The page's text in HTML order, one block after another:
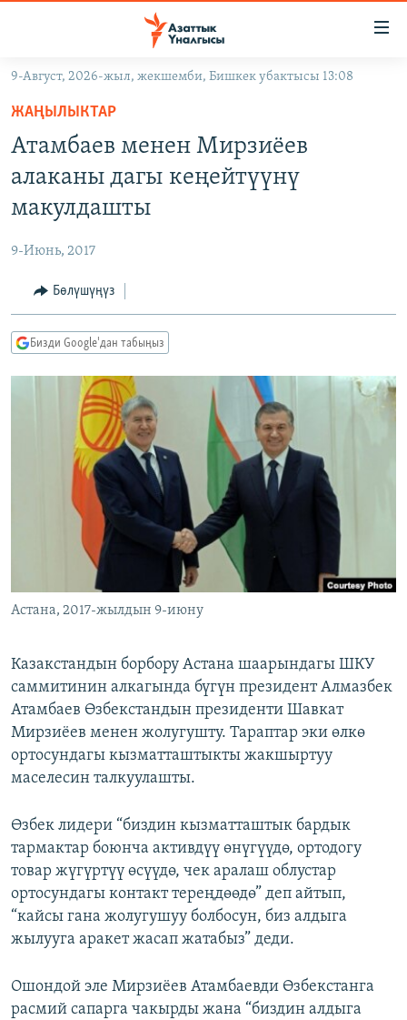
Навигацияга
өтүңүз
Издөөгө
салыңыз
КЫРГЫЗСТАН
МАДАНИЯТ
ТВ ПРОГРАММАЛАР
БҮГҮН АЗАТТЫКТА
ДАНИСТЕ
ЭЖЕ-СИҢДИЛЕР
АЗАТТЫК+
ЫҢГАЙСЫЗ СУРООЛОР
ПОДКАСТ
Русский
ОНЛАЙН ШЕРИНЕ
ЭЕ/АРнун бардык сайттары
9-Август, 2026-жыл, жекшемби, Бишкек убактысы 13:08
ЖАҢЫЛЫКТАР
Атамбаев менен Мирзиёев
алаканы дагы кеңейтүүнү
макулдашты
9-Июнь, 2017
Бөлүшүңүз
Бизди Google'дан табыңыз
Астана, 2017-жылдын 9-июну
Казакстандын борбору Астана шаарындагы ШКУ
саммитинин алкагында бүгүн президент Алмазбек
Атамбаев Өзбекстандын президенти Шавкат
Мирзиёев менен жолугушту. Тараптар эки өлкө
ортосундагы кызматташтыкты жакшыртуу
маселесин талкуулашты.
Өзбек лидери “биздин кызматташтык бардык
тармактар боюнча активдүү өнүгүүдө, ортодогу
товар жүгүртүү өсүүдө, чек аралаш облустар
ортосундагы контакт тереңдөөдө” деп айтып,
“кайсы гана жолугушуу болбосун, биз алдыга
жылууга аракет жасап жатабыз” деди.
Ошондой эле Мирзиёев Атамбаевди Өзбекстанга
расмий сапарга чакырды жана “биздин алдыга